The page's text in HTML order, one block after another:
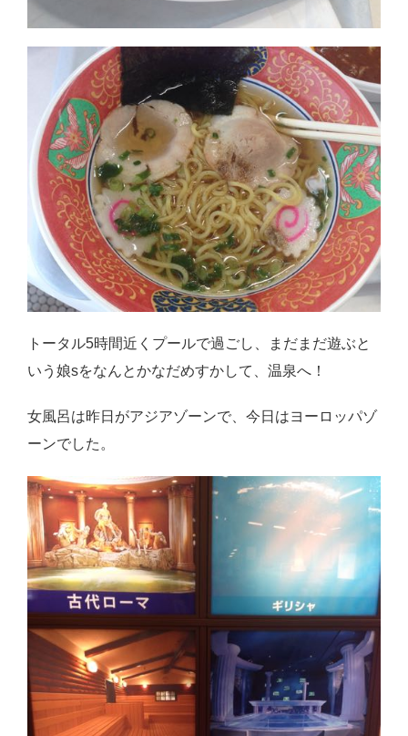
トータル5時間近くプールで過ごし、まだまだ遊ぶと
いう娘sをなんとかなだめすかして、温泉へ！
女風呂は昨日がアジアゾーンで、今日はヨーロッパゾ
ーンでした。